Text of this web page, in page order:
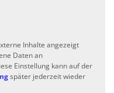
Inhalte angezeigt
Daten an
Einstellung kann auf der
später jederzeit wieder